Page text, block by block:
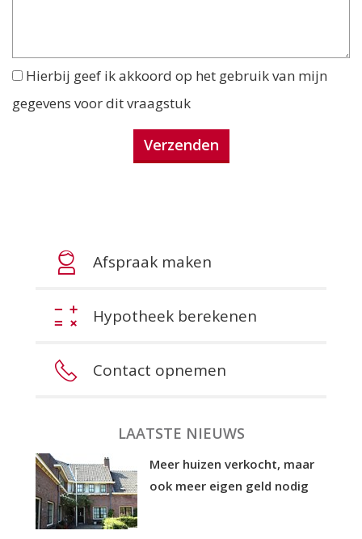
Hierbij geef ik akkoord op het gebruik van mijn
gegevens voor dit vraagstuk
Afspraak maken
Hypotheek berekenen
Contact opnemen
LAATSTE NIEUWS
Meer huizen verkocht, maar
ook meer eigen geld nodig